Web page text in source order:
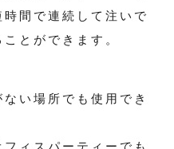
間で連続して注いで
とができます。
い場所でも使用でき
ィスパーティーでも